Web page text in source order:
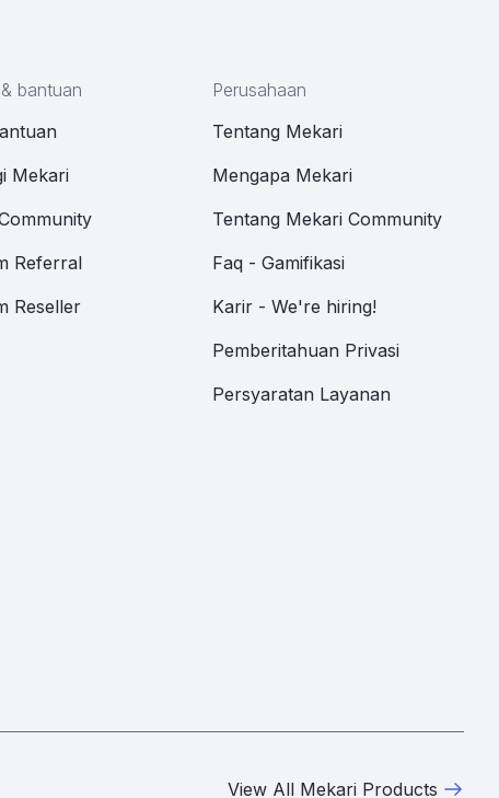
bantuan
Mekari
Referral
Reseller
Perusahaan
Tentang Mekari
Mengapa Mekari
Tentang Mekari Community
Faq - Gamifikasi
Karir - We're hiring!
Pemberitahuan Privasi
Persyaratan Layanan
View All Mekari Products